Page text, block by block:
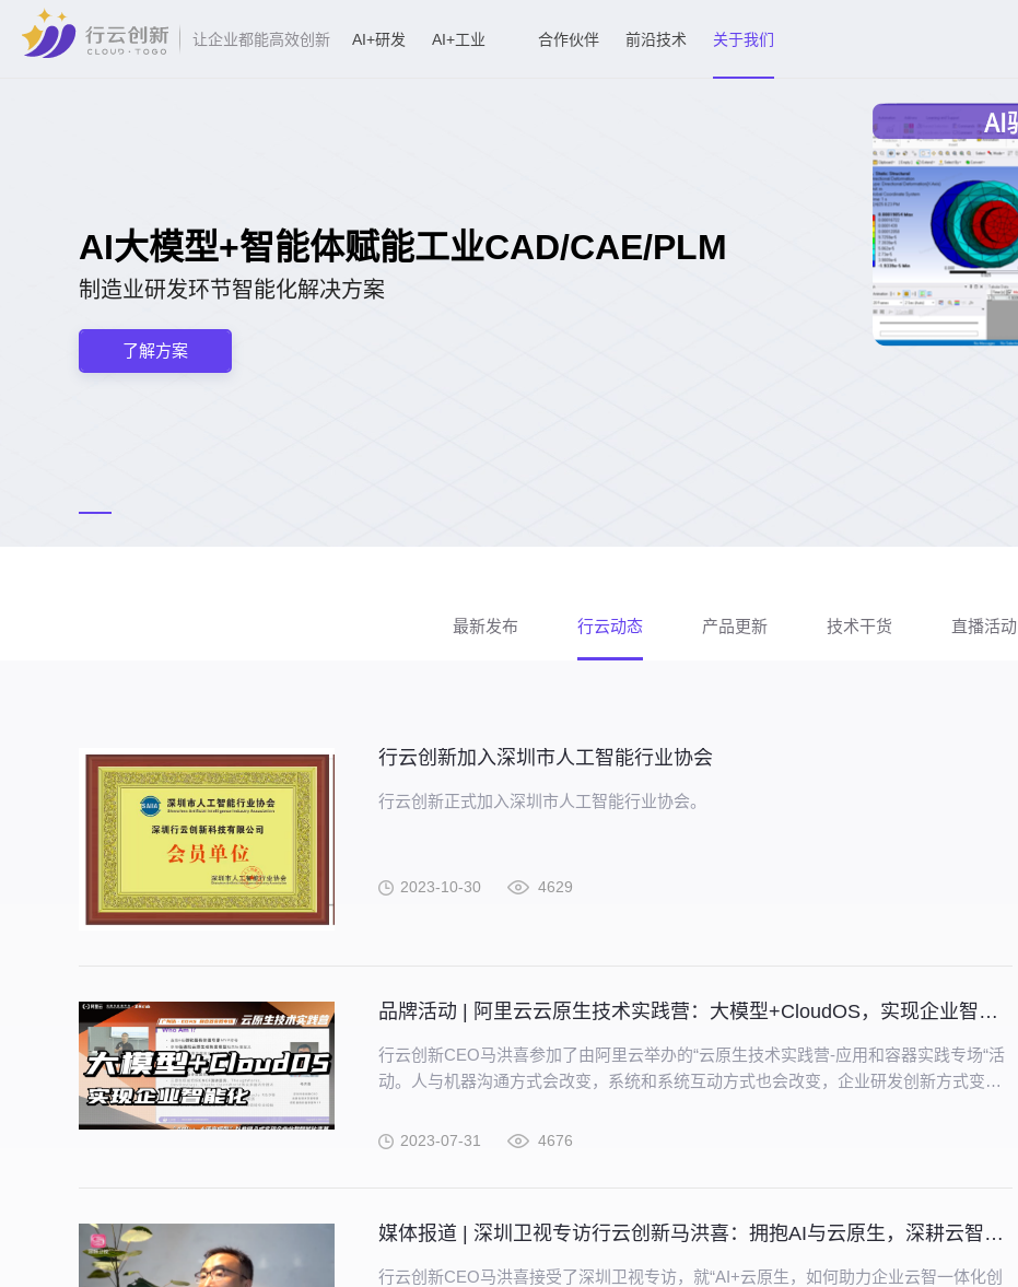
让企业都能高效创新 AI+研发 AI+工业 合作伙伴 前沿技术 关于我们
AI大模型+智能体赋能工业CAD/CAE/PLM
制造业研发环节智能化解决方案
了解方案
最新发布 行云动态 产品更新 技术干货 直播活动
行云创新加入深圳市人工智能行业协会
行云创新正式加入深圳市人工智能行业协会。
2023-10-30 4629
品牌活动 | 阿里云云原生技术实践营：大模型+CloudOS，实现企业智能化
行云创新CEO马洪喜参加了由阿里云举办的“云原生技术实践营-应用和容器实践专场“活
动。人与机器沟通方式会改变，系统和系统互动方式也会改变，企业研发创新方式变为
要明确目标，关注价值用户、避免推倒重来、关注政策法规，采用国内大模型。企业云
2023-07-31 4676
媒体报道 | 深圳卫视专访行云创新马洪喜：拥抱AI与云原生，深耕云智一体化创新
行云创新CEO马洪喜接受了深圳卫视专访，就“AI+云原生，如何助力企业云智一体化创